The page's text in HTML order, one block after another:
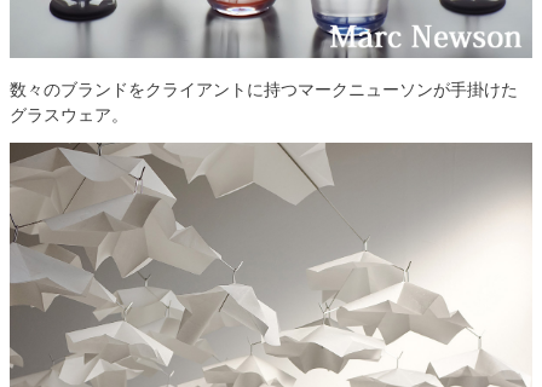
数々のブランドをクライアントに持つマークニューソンが手掛けた
グラスウェア。